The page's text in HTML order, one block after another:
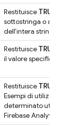
Restituisce TRUE
sottostringa o
dell'intera stringa,
Restituisce TRUE
il valore specificato
Restituisce TRUE
Esempi di utilizzo:
determinato
Firebase Analytics